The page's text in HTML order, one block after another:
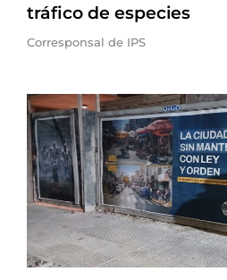
tráfico de especies
Corresponsal de IPS